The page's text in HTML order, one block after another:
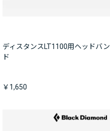
ディスタンスLT1100用ヘッドバン
ド
￥1,650